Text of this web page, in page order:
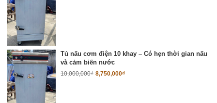
Tủ nấu cơm điện 10 khay – Có hẹn thời gian nấu
và cảm biến nước
10,000,000₫ 8,750,000₫